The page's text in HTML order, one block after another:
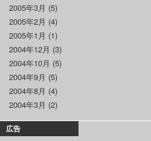
2005年3月 (5)
2005年2月 (4)
2005年1月 (1)
2004年12月 (3)
2004年10月 (5)
2004年9月 (5)
2004年8月 (4)
2004年3月 (2)
広告